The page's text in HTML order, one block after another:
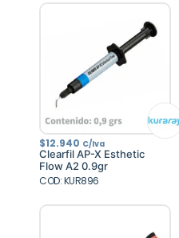
$12.940 C/Iva
Clearfil AP-X Esthetic
Flow A2 0.9gr
COD: KUR896